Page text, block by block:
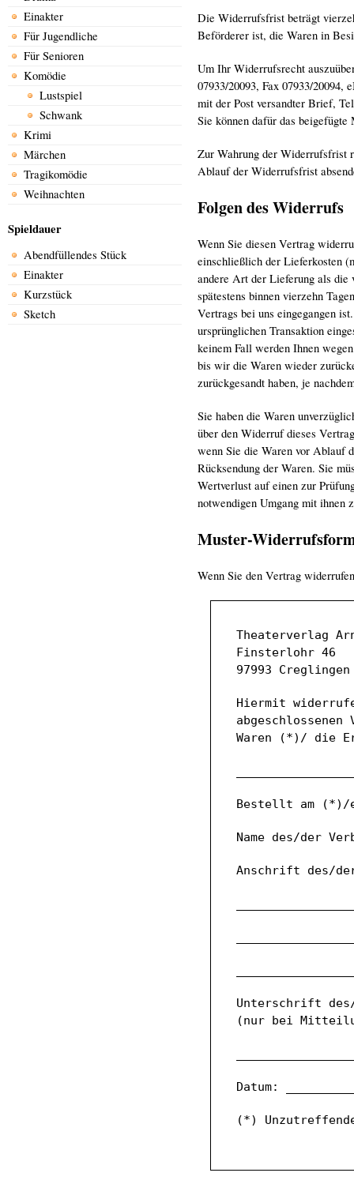
Einakter
Für Jugendliche
Für Senioren
Komödie
Lustspiel
Schwank
Krimi
Märchen
Tragikomödie
Weihnachten
Spieldauer
Abendfüllendes Stück
Einakter
Kurzstück
Sketch
Die Widerrufsfrist beträgt
Beförderer ist, die Waren in
Um Ihr Widerrufsrecht
07933/20093, Fax 07933/
mit der Post versandter Brief,
Sie können dafür das
Zur Wahrung der Widerrufsfrist
Ablauf der Widerrufsfrist
Folgen des Widerrufs
Wenn Sie diesen Vertrag
einschließlich der Lieferkosten
andere Art der Lieferung als die
spätestens binnen vierzehn
Vertrags bei uns eingegangen
ursprünglichen Transaktion
keinem Fall werden Ihnen
bis wir die Waren wieder
zurückgesandt haben, je
Sie haben die Waren
über den Widerruf dieses
wenn Sie die Waren vor Ablauf
Rücksendung der Waren. Sie
Wertverlust auf einen zur
notwendigen Umgang mit ihnen
Muster-
Wenn Sie den Vertrag
Theaterverlag
Finsterlohr 46
97993 Creglingen
Hiermit
Waren (*)/ die
Bestellt am (*)/
Name des/der
Anschrift des/
Unterschrift
(nur bei
Datum:
(*)